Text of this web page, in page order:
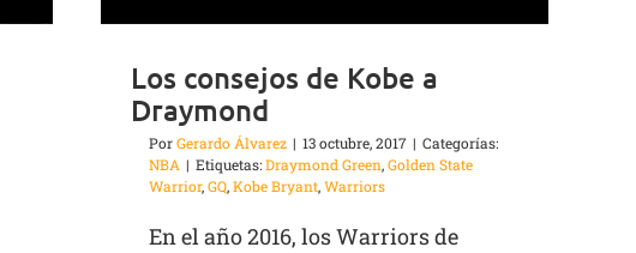
Los consejos de Kobe a
Draymond
PorGerardo Álvarez | 13 octubre, 2017 | Categorías:
NBA | Etiquetas:Draymond Green,Golden State
Warrior,GQ,Kobe Bryant,Warriors
En el año 2016, los Warriors de